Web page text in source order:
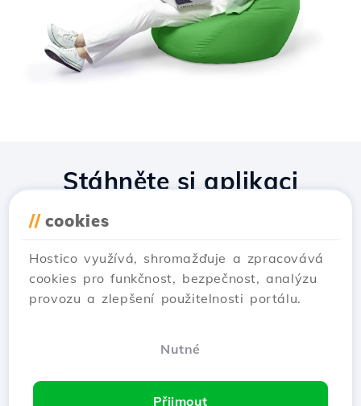
// cookies
Hostico využívá, shromažďuje a zpracovává
cookies pro funkčnost, bezpečnost, analýzu
provozu a zlepšení použitelnosti portálu.
Nutné
Přijmout
Stáhněte si aplikaci